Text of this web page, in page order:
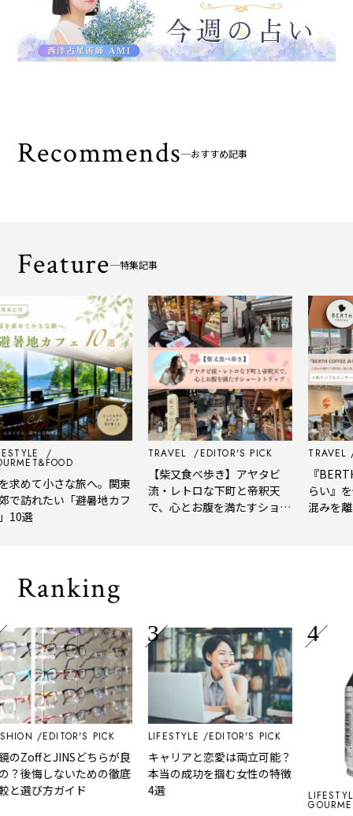
Recommends おすすめ記事
Feature 特集記事
めて小さな旅へ。関東
訪れたい「避暑地カフ
選
TRAVEL EDITOR'S PICK
【柴又食べ歩き】アヤタビ
流・レトロな下町と帝釈天
で、心とお腹を満たすショー
TRAVEL
『BERTH
らい』を
混みを離
Ranking
EDITOR'S PICK
ZoffとJINSどちらが良
後悔しないための徹底
選び方ガイド
LIFESTYLE EDITOR'S PICK
キャリアと恋愛は両立可能？
本当の成功を掴む女性の特徴
4選
LIFESTYLE